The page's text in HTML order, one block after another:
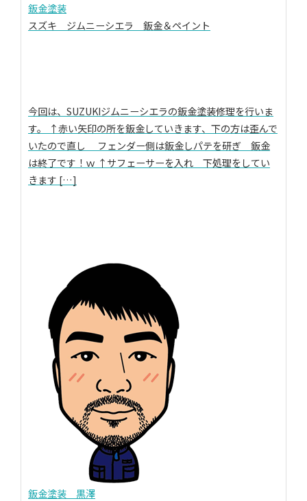
鈑金塗装
スズキ ジムニーシエラ 鈑金＆ペイント
今回は、SUZUKIジムニーシエラの鈑金塗装修理を行いま
す。 ↑赤い矢印の所を鈑金していきます、下の方は歪んで
いたので直し フェンダー側は鈑金しパテを研ぎ 鈑金
は終了です！ｗ ↑サフェーサーを入れ 下処理をしてい
きます […]
鈑金塗装 黒澤